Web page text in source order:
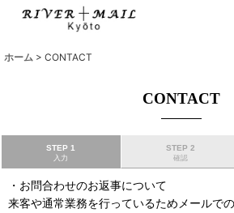
ホーム > CONTACT
CONTACT
STEP 1
入力
STEP 2
確認
・お問合わせのお返事について
来客や通常業務を行っているためメールで